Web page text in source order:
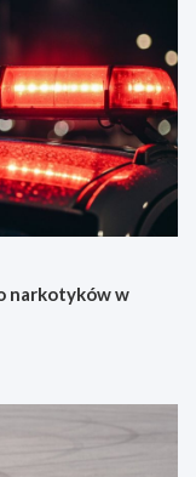
narkotyków w